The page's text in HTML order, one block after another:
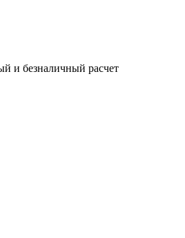
и безналичный расчет